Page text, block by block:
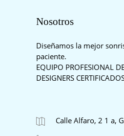
Nosotros
Diseñamos la mejor
paciente.
EQUIPO PROFESIONAL
DESIGNERS
Calle Alfaro, 2 1 a,